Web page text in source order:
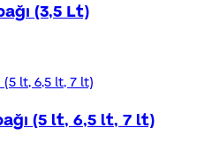
(3,5 Lt)
(5 lt, 6,5 lt, 7 lt)